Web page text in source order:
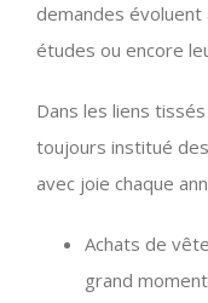
demandes évoluent
études ou encore
Dans les liens
toujours institué
avec joie chaque
Achats de
grand